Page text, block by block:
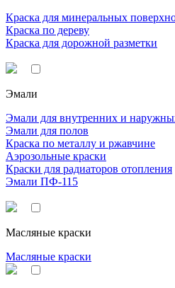
Краска для минеральных
Краска по дереву
Краска для дорожной разметки
Эмали
Эмали для внутренних и
Эмали для полов
Краска по металлу и ржавчине
Аэрозольные краски
Краски для радиаторов отопления
Эмали ПФ-115
Масляные краски
Масляные краски